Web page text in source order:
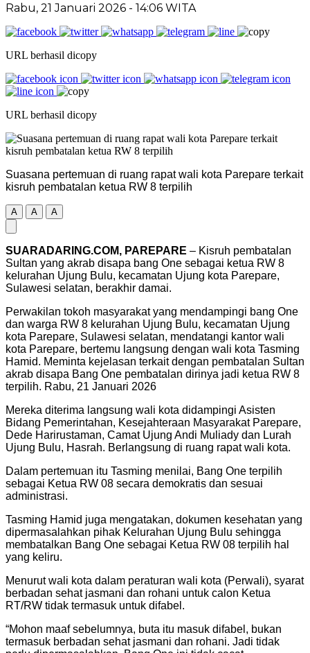
Rabu, 21 Januari 2026 - 14:06 WITA
URL berhasil dicopy
URL berhasil dicopy
Suasana pertemuan di ruang rapat wali kota Parepare terkait
kisruh pembatalan ketua RW 8 terpilih
A A A
SUARADARING.COM, PAREPARE – Kisruh pembatalan
Sultan yang akrab disapa bang One sebagai ketua RW 8
kelurahan Ujung Bulu, kecamatan Ujung kota Parepare,
Sulawesi selatan, berakhir damai.
Perwakilan tokoh masyarakat yang mendampingi bang One
dan warga RW 8 kelurahan Ujung Bulu, kecamatan Ujung
kota Parepare, Sulawesi selatan, mendatangi kantor wali
kota Parepare, bertemu langsung dengan wali kota Tasming
Hamid. Meminta kejelasan terkait dengan pembatalan Sultan
akrab disapa Bang One pembatalan dirinya jadi ketua RW 8
terpilih. Rabu, 21 Januari 2026
Mereka diterima langsung wali kota didampingi Asisten
Bidang Pemerintahan, Kesejahteraan Masyarakat Parepare,
Dede Harirustaman, Camat Ujung Andi Muliady dan Lurah
Ujung Bulu, Hasrah. Berlangsung di ruang rapat wali kota.
Dalam pertemuan itu Tasming menilai, Bang One terpilih
sebagai Ketua RW 08 secara demokratis dan sesuai
administrasi.
Tasming Hamid juga mengatakan, dokumen kesehatan yang
dipermasalahkan pihak Kelurahan Ujung Bulu sehingga
membatalkan Bang One sebagai Ketua RW 08 terpilih hal
yang keliru.
Menurut wali kota dalam peraturan wali kota (Perwali), syarat
berbadan sehat jasmani dan rohani untuk calon Ketua
RT/RW tidak termasuk untuk difabel.
“Mohon maaf sebelumnya, buta itu masuk difabel, bukan
termasuk berbadan sehat jasmani dan rohani. Jadi tidak